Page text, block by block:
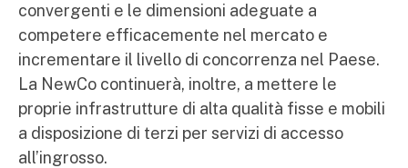
convergenti e le dimensioni adeguate a
competere efficacemente nel mercato e
incrementare il livello di concorrenza nel Paese.
La NewCo continuerà, inoltre, a mettere le
proprie infrastrutture di alta qualità fisse e mobili
a disposizione di terzi per servizi di accesso
all’ingrosso.